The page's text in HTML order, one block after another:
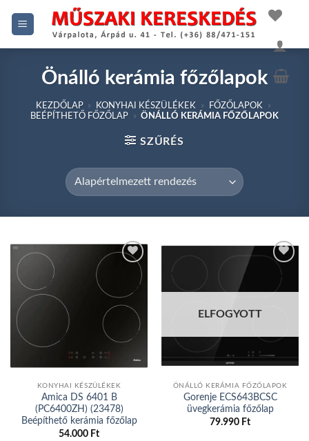
Önálló kerámia főzőlapok
KEZDŐLAP » KONYHAI KÉSZÜLÉKEK » FŐZŐLAPOK
»
BEÉPÍTHETŐ FŐZŐLAP
» ÖNÁLLÓ KERÁMIA FŐZŐLAPOK
SZŰRÉS
wishlist
KONYHAI KÉSZÜLÉKEK
Amica DS 6401 B
(PC6400ZH) (23478)
Beépíthető kerámia főzőlap
54.000 Ft
ELFOGYOTT
ÖNÁLLÓ KERÁMIA FŐZŐLAPOK
Gorenje ECS643BCSC
üvegkerámia főzőlap
79.990 Ft